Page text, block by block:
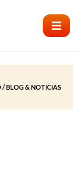
/ BLOG & NOTICIAS